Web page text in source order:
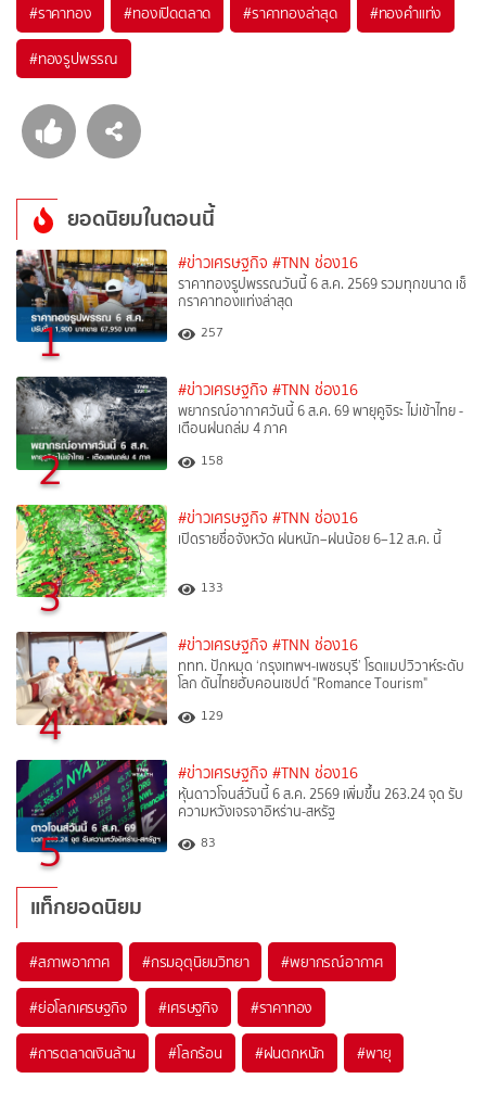
#ราคาทอง #ทองเปิดตลาด #ราคาทองล่าสุด #ทองคำแท่ง
#ทองรูปพรรณ
ยอดนิยมในตอนนี้
1
#ข่าวเศรษฐกิจ #TNN ช่อง16
ราคาทองรูปพรรณวันนี้ 6 ส.ค. 2569 รวมทุกขนาด เช็
กราคาทองแท่งล่าสุด
257
2
#ข่าวเศรษฐกิจ #TNN ช่อง16
พยากรณ์อากาศวันนี้ 6 ส.ค. 69 พายุคูจิระ ไม่เข้าไทย -
เตือนฝนถล่ม 4 ภาค
158
3
#ข่าวเศรษฐกิจ #TNN ช่อง16
เปิดรายชื่อจังหวัด ฝนหนัก–ฝนน้อย 6–12 ส.ค. นี้
133
4
#ข่าวเศรษฐกิจ #TNN ช่อง16
ททท. ปักหมุด ‘กรุงเทพฯ-เพชรบุรี’ โรดแมปวิวาห์ระดับ
โลก ดันไทยฮับคอนเซปต์ "Romance Tourism"
129
5
#ข่าวเศรษฐกิจ #TNN ช่อง16
หุ้นดาวโจนส์วันนี้ 6 ส.ค. 2569 เพิ่มขึ้น 263.24 จุด รับ
ความหวังเจรจาอิหร่าน-สหรัฐ
83
แท็กยอดนิยม
#สภาพอากาศ #กรมอุตุนิยมวิทยา #พยากรณ์อากาศ
#ย่อโลกเศรษฐกิจ #เศรษฐกิจ #ราคาทอง
#การตลาดเงินล้าน #โลกร้อน #ฝนตกหนัก #พายุ